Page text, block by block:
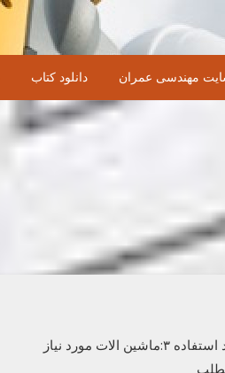
مهندسی عمران دانلود کتاب
ساخت خانه های چوبی سرفصل ها: ۱:تعریف خانه های چوبی ۲:مواد مورد استفاده ۳:ماشین الات مورد نیاز